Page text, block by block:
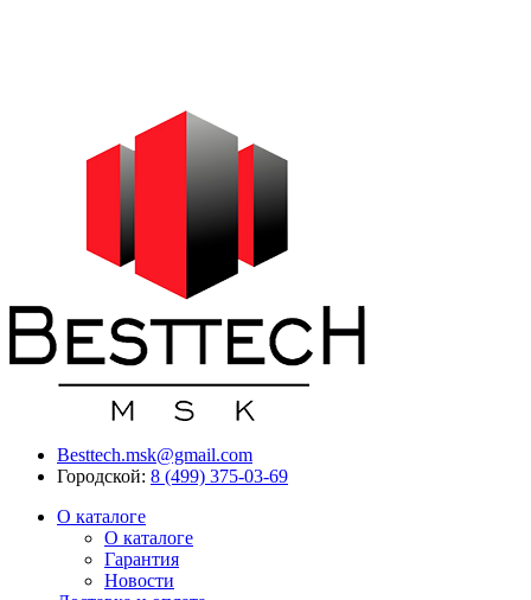
Besttech.msk@gmail.com
Городской: 8 (499) 375-03-69
О каталоге
О каталоге
Гарантия
Новости